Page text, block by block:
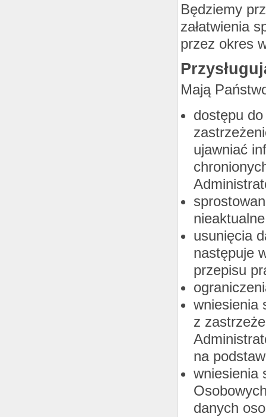
Będziemy
załatwienia
przez okres
Mają
dostępu
ujawniać
usunięcia
następuje
przepisu
wniesienia
z
na
wniesienia
danych